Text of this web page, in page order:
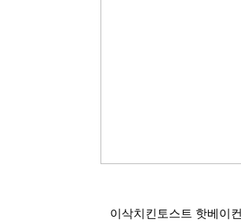
이삭치킨토스트 핫베이컨